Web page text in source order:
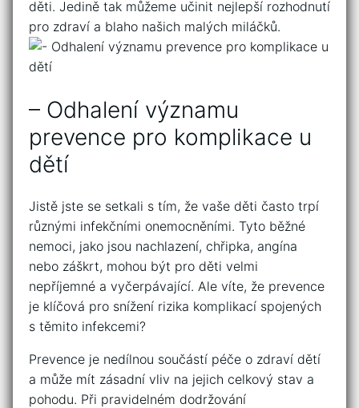
děti. Jedině tak ‍můžeme učinit nejlepší rozhodnutí
pro‌ zdraví a⁣ blaho našich malých miláčků.
– Odhalení významu
prevence pro komplikace ‍u
dětí
Jistě jste se setkali s tím, že vaše děti často trpí
různými infekčními onemocněními. Tyto běžné
nemoci, jako jsou nachlazení, chřipka,​ angína
‍nebo záškrt,⁢ mohou být pro děti velmi
nepříjemné a vyčerpávající. Ale víte, že prevence
je klíčová pro snížení rizika komplikací spojených
s těmito infekcemi?
Prevence je⁢ nedílnou součástí péče ⁣o zdraví dětí
a může mít zásadní vliv na jejich celkový stav a
pohodu. Při pravidelném dodržování